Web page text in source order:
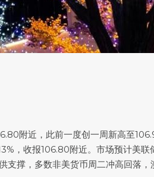
附近，此前一度创一周新高至
，收报106.80附近。市场预计美
撑，多数非美货币周二冲高回落